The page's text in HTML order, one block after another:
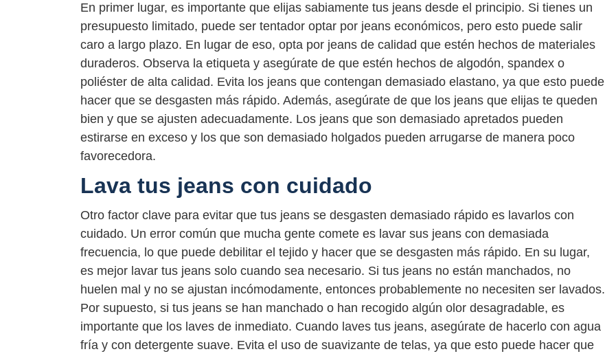
En primer lugar, es importante que elijas sabiamente tus jeans desde el principio. Si tienes un
presupuesto limitado, puede ser tentador optar por jeans económicos, pero esto puede salir
caro a largo plazo. En lugar de eso, opta por jeans de calidad que estén hechos de materiales
duraderos. Observa la etiqueta y asegúrate de que estén hechos de algodón, spandex o
poliéster de alta calidad. Evita los jeans que contengan demasiado elastano, ya que esto puede
hacer que se desgasten más rápido. Además, asegúrate de que los jeans que elijas te queden
bien y que se ajusten adecuadamente. Los jeans que son demasiado apretados pueden
estirarse en exceso y los que son demasiado holgados pueden arrugarse de manera poco
favorecedora.
Lava tus jeans con cuidado
Otro factor clave para evitar que tus jeans se desgasten demasiado rápido es lavarlos con
cuidado. Un error común que mucha gente comete es lavar sus jeans con demasiada
frecuencia, lo que puede debilitar el tejido y hacer que se desgasten más rápido. En su lugar,
es mejor lavar tus jeans solo cuando sea necesario. Si tus jeans no están manchados, no
huelen mal y no se ajustan incómodamente, entonces probablemente no necesiten ser lavados.
Por supuesto, si tus jeans se han manchado o han recogido algún olor desagradable, es
importante que los laves de inmediato. Cuando laves tus jeans, asegúrate de hacerlo con agua
fría y con detergente suave. Evita el uso de suavizante de telas, ya que esto puede hacer que